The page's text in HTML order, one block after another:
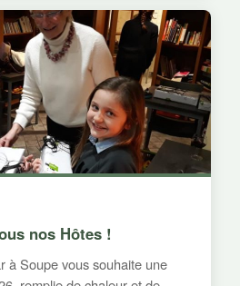
nos Hôtes !
à Soupe vous souhaite une